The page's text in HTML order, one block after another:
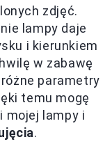
zdjęć.
lampy daje
i kierunkiem
w zabawę
parametry
temu mogę
mojej lampy i
.